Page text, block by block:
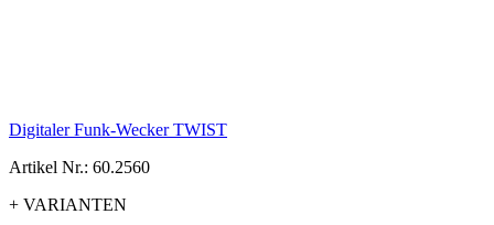
Digitaler Funk-Wecker TWIST
Artikel Nr.: 60.2560
+ VARIANTEN